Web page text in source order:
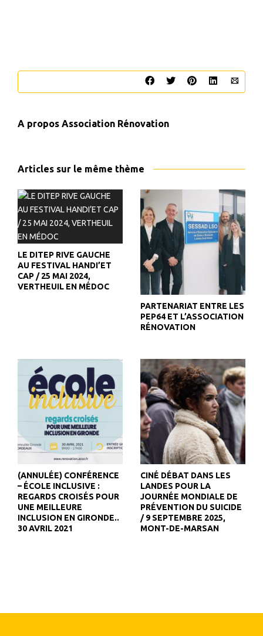
A propos Association Rénovation
Articles sur le même thème
LE DITEP RIVE GAUCHE
AU FESTIVAL HANDI’ET
CAP / 25 MAI 2024,
VERTHEUIL EN MÉDOC
PARTENARIAT ENTRE LES
PEP64 ET L’ASSOCIATION
RÉNOVATION
(ANNULÉE) CONFÉRENCE
– ÉCOLE INCLUSIVE :
REGARDS CROISÉS POUR
UNE MEILLEURE
INCLUSION EN GIRONDE..
30 AVRIL 2021
CINÉ DÉBAT DANS LES
LANDES POUR LA
JOURNÉE MONDIALE DE
PRÉVENTION DU SUICIDE
/ 9 SEPTEMBRE 2025,
MONT-DE-MARSAN